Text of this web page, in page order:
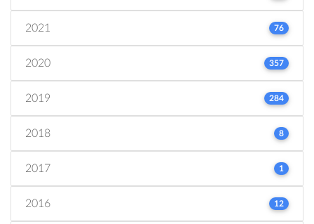
2021 76
2020 357
2019 284
2018 8
2017 1
2016 12